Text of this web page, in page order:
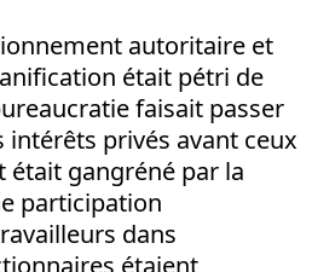
autoritaire et
était pétri de
faisait passer
intérêts privés avant ceux
était gangréné par la
participation
dans
étaient